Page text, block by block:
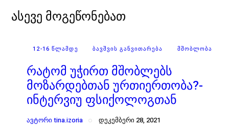
Ასევე Მოგეწონებათ
12-16 ᲬᲚᲐᲛᲓᲔ ᲑᲐᲕᲨᲕᲘᲡ ᲒᲐᲜᲕᲘᲗᲐᲠᲔᲑᲐ ᲛᲨᲝᲑᲚᲝᲑᲐ
რატომ უჭირთ მშობლებს
მოზარდებთან ურთიერთობა?-
ინტერვიუ ფსიქოლოგთან
ავტორიtina.izoria დეკემბერი 28, 2021